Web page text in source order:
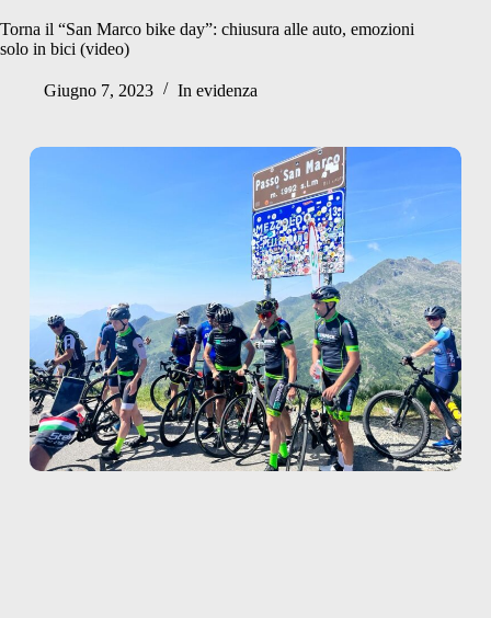
Torna il “San Marco bike day”: chiusura alle auto, emozioni
solo in bici (video)
Giugno 7, 2023 In evidenza